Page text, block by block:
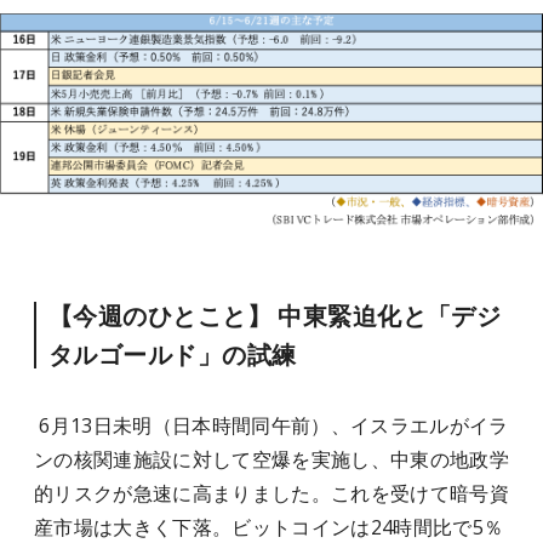
【今週のひとこと】 中東緊迫化と「デジ
タルゴールド」の試練
6月13日未明（日本時間同午前）、イスラエルがイラ
ンの核関連施設に対して空爆を実施し、中東の地政学
的リスクが急速に高まりました。これを受けて暗号資
産市場は大きく下落。ビットコインは24時間比で5％